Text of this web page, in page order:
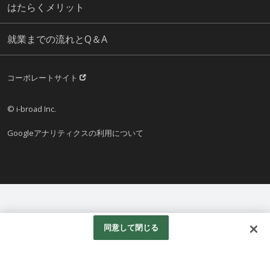
はたらくメリット
就業までの流れとQ＆A
コーポレートサイト
© i-broad Inc.
Googleアナリティクスの利用について
同意して閉じる